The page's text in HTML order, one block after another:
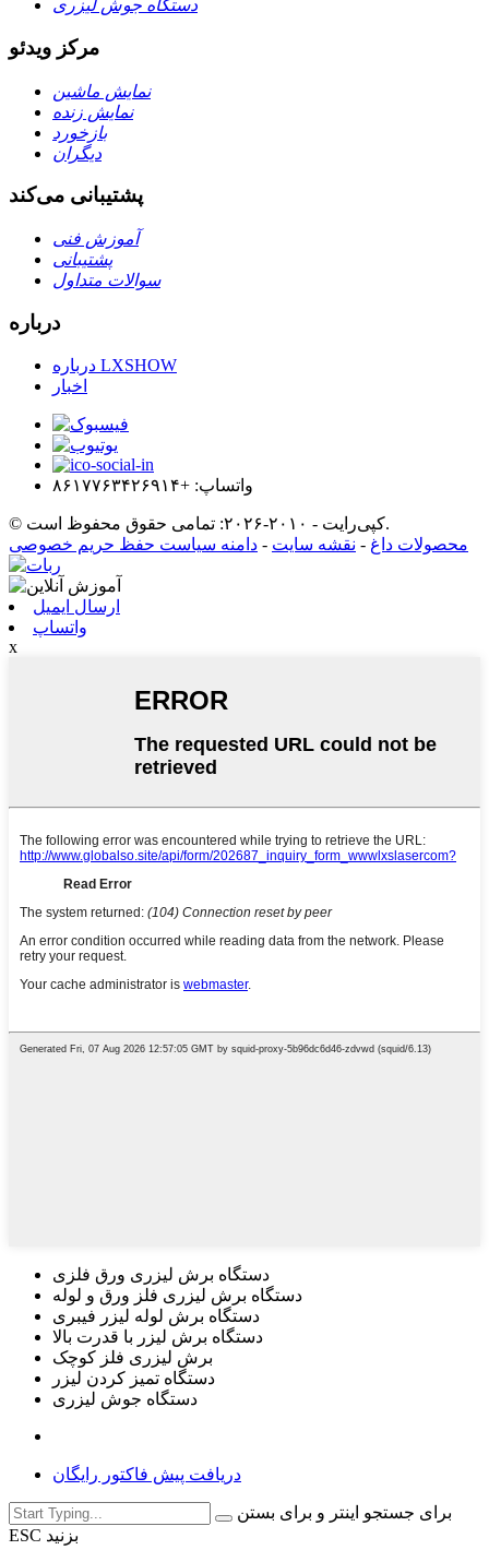
دستگاه جوش لیزری
مرکز ویدئو
نمایش ماشین
نمایش زنده
بازخورد
دیگران
پشتیبانی می‌کند
آموزش فنی
پشتیبانی
سوالات متداول
درباره
درباره LXSHOW
اخبار
واتساپ: +۸۶۱۷۷۶۳۴۲۶۹۱۴
© کپی‌رایت - ۲۰۱۰-۲۰۲۶: تمامی حقوق محفوظ است.
محصولات داغ - نقشه سایت - دامنه سیاست حفظ حریم خصوصی
ارسال ایمیل
واتساپ
x
دستگاه برش لیزری ورق فلزی
دستگاه برش لیزری فلز ورق و لوله
دستگاه برش لوله لیزر فیبری
دستگاه برش لیزر با قدرت بالا
برش لیزری فلز کوچک
دستگاه تمیز کردن لیزر
دستگاه جوش لیزری
دریافت پیش فاکتور رایگان
برای جستجو اینتر و برای بستن
ESC بزنید